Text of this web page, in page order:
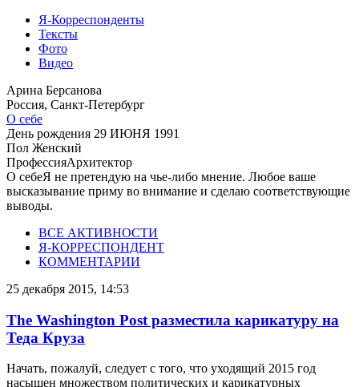
Я-Корреспонденты
Тексты
Фото
Видео
Арина Берсанова
Россия, Санкт-Петербург
О себе
День рождения 29 ИЮНЯ 1991
Пол Женский
ПрофессияАрхитектор
О себеЯ не претендую на чье-либо мнение. Любое ваше
высказывание приму во внимание и сделаю соответствующие
выводы.
ВСЕ АКТИВНОСТИ
Я-КОРРЕСПОНДЕНТ
КОММЕНТАРИИ
25 декабря 2015, 14:53
The Washington Post разместила карикатуру на
Теда Круза
Начать, пожалуй, следует с того, что уходящий 2015 год
насыщен множеством политических и карикатурных